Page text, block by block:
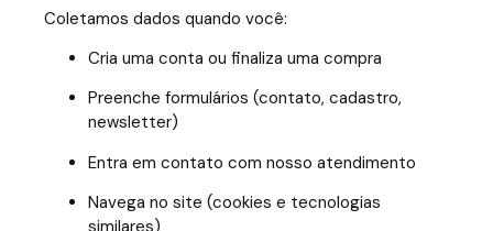
Coletamos dados quando você:
Cria uma conta ou finaliza uma compra
Preenche formulários (contato, cadastro,
newsletter)
Entra em contato com nosso atendimento
Navega no site (cookies e tecnologias